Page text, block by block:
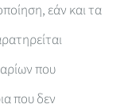
εάν και τα
που
που δεν